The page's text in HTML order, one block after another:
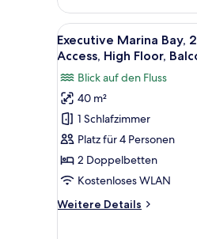
Zimmer,
1 King-
Bett,
Balkon,
Hafenblick
Alle
Fotos
Executive
Marina
Bay,
2
Doubles,
L65
Access,
9
Executive Marina Bay,
Access, High Floor,
Blick auf den Fluss
40 m²
1 Schlafzimmer
Platz für 4 Personen
2 Doppelbetten
Kostenloses WLAN
Weitere Details
Weitere